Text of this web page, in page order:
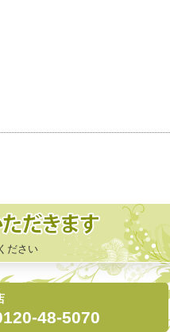
ださい
48-5070